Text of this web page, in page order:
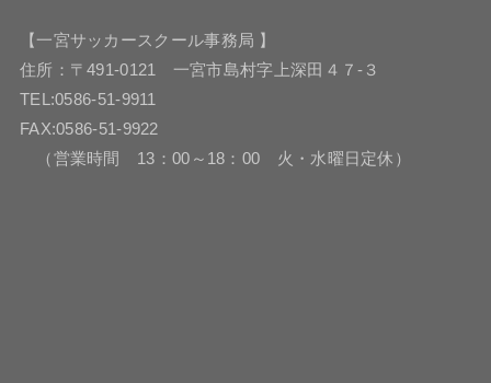
【一宮サッカースクール事務局 】
住所：〒491-0121 一宮市島村字上深田４７-３
TEL:0586-51-9911
FAX:0586-51-9922
（営業時間 13：00～18：00 火・水曜日定休）